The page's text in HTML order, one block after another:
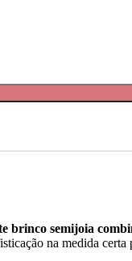
brinco semijoia
na medida